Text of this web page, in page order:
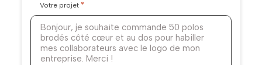
Votre projet *